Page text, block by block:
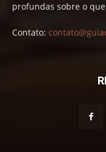
profundas sobre o
Contato: